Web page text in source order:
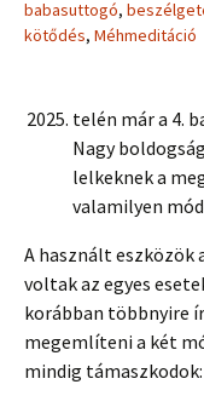
babasuttogó,
kötődés, Méhmeditáció
telén már a 4.
Nagy
lelkeknek a
valamilyen
A használt eszközök
voltak az egyes
korábban többnyire
megemlíteni a két
mindig támaszkodok: